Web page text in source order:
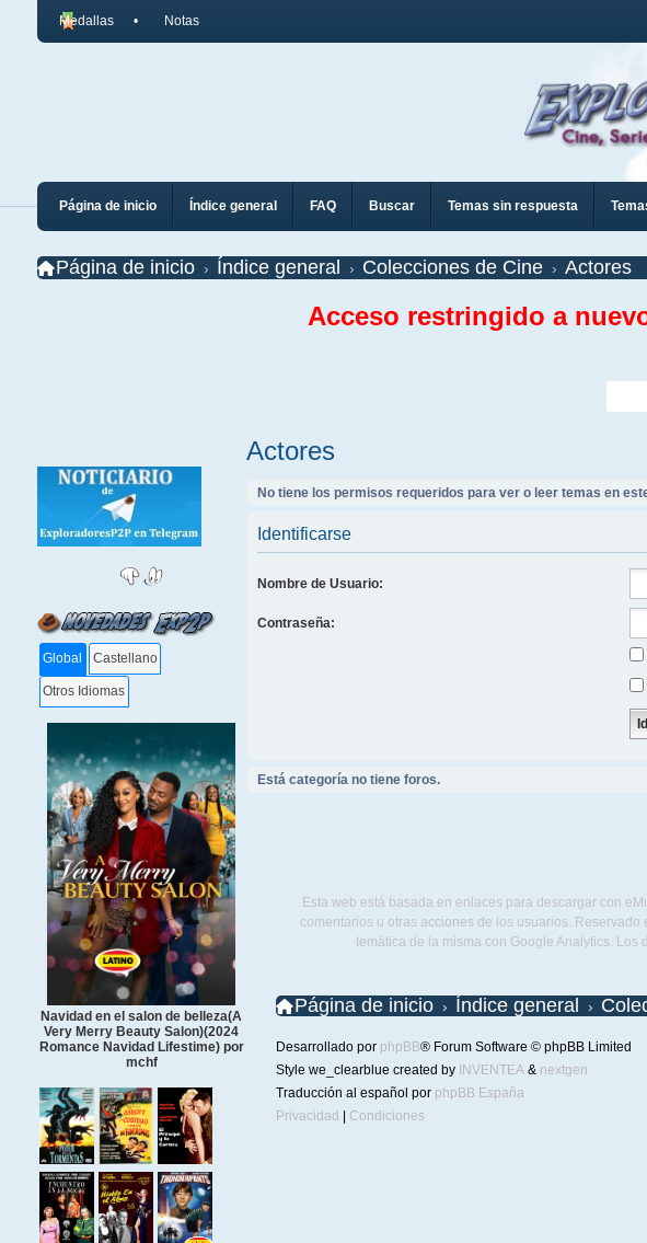
Medallas Notas
Página de inicio Índice general FAQ Buscar Temas sin respuesta
Página de inicio Índice general Colecciones de Cine Actores
Acceso restringido a
Global Castellano
Otros Idiomas
Navidad en el salon de belleza(A
Very Merry Beauty Salon)(2024
Romance Navidad Lifestime) por
mchf
Actores
No tiene los permisos requeridos para ver o leer temas en
Identificarse
Nombre de Usuario:
Contraseña:
Está categoría no tiene foros.
Esta web está basada en enlaces para descargar con
comentarios u otras acciones de los usuarios.
temática de la misma con Google Analytics.
Página de inicio Índice general
Desarrollado por phpBB® Forum Software © phpBB Limited
Style we_clearblue created by INVENTEA& nextgen
Traducción al español por phpBB España
Privacidad
Condiciones